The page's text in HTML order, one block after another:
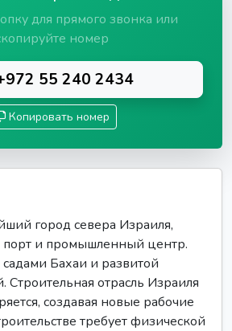
для прямого звонка или
номер
55 240 2434
Копировать номер
город севера Израиля,
и промышленный центр.
Бахаи и развитой
Строительная отрасль Израиля
создавая новые рабочие
требует физической